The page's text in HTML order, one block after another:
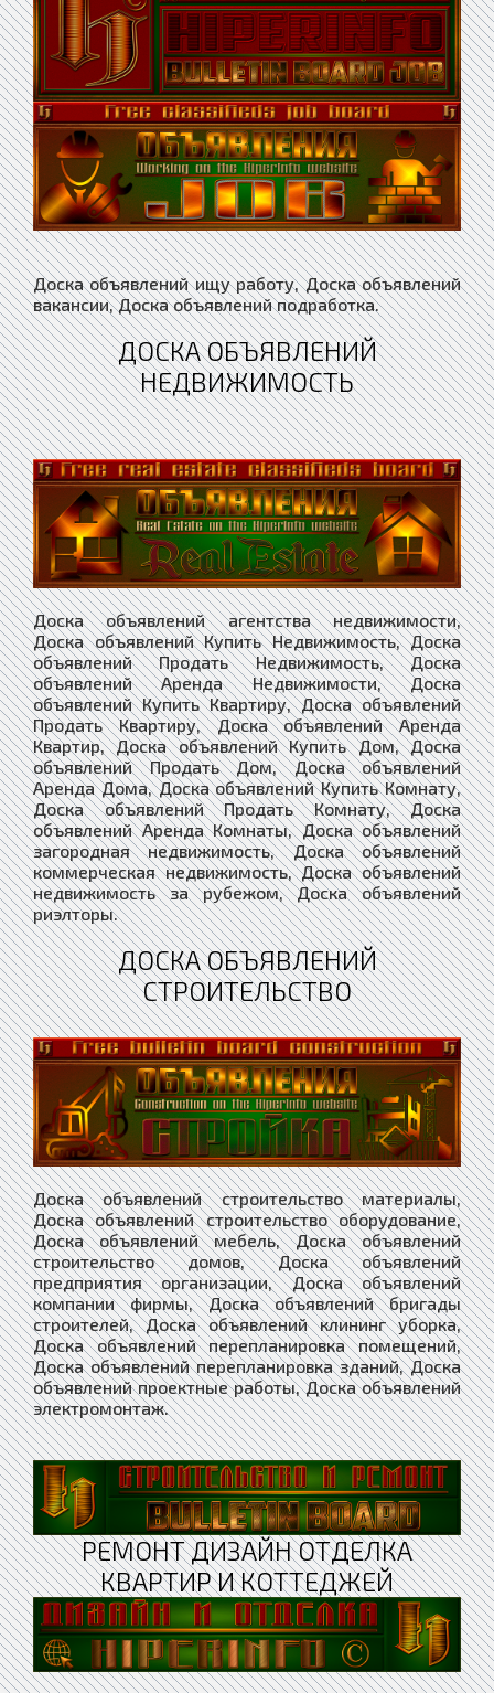
Доска объявлений ищу работу, Доска объявлений
вакансии, Доска объявлений подработка.
ДОСКА ОБЪЯВЛЕНИЙ
НЕДВИЖИМОСТЬ
Доска объявлений агентства недвижимости,
Доска объявлений Купить Недвижимость, Доска
объявлений Продать Недвижимость, Доска
объявлений Аренда Недвижимости, Доска
объявлений Купить Квартиру, Доска объявлений
Продать Квартиру, Доска объявлений Аренда
Квартир, Доска объявлений Купить Дом, Доска
объявлений Продать Дом, Доска объявлений
Аренда Дома, Доска объявлений Купить Комнату,
Доска объявлений Продать Комнату, Доска
объявлений Аренда Комнаты, Доска объявлений
загородная недвижимость, Доска объявлений
коммерческая недвижимость, Доска объявлений
недвижимость за рубежом, Доска объявлений
риэлторы.
ДОСКА ОБЪЯВЛЕНИЙ
СТРОИТЕЛЬСТВО
Доска объявлений строительство материалы,
Доска объявлений строительство оборудование,
Доска объявлений мебель, Доска объявлений
строительство домов, Доска объявлений
предприятия организации, Доска объявлений
компании фирмы, Доска объявлений бригады
строителей, Доска объявлений клининг уборка,
Доска объявлений перепланировка помещений,
Доска объявлений перепланировка зданий, Доска
объявлений проектные работы, Доска объявлений
электромонтаж.
РЕМОНТ ДИЗАЙН ОТДЕЛКА
КВАРТИР И КОТТЕДЖЕЙ